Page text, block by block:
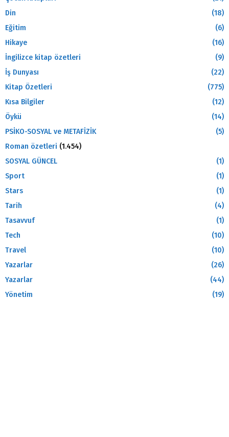
Din
(18)
Eğitim
(6)
Hikaye
(16)
İngilizce kitap özetleri
(9)
İş Dunyası
(22)
Kitap Özetleri
(775)
Kısa Bilgiler
(12)
Öykü
(14)
PSİKO-SOSYAL ve METAFİZİK
(5)
Roman özetleri (1.454)
SOSYAL GÜNCEL
(1)
Sport
(1)
Stars
(1)
Tarih
(4)
Tasavvuf
(1)
Tech
(10)
Travel
(10)
Yazarlar
(26)
Yazarlar
(44)
Yönetim
(19)